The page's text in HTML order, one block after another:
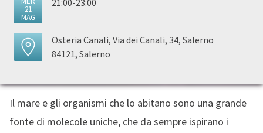
21
MAG
21:00-23:00
Osteria Canali, Via dei Canali, 34, Salerno
84121, Salerno
Il mare e gli organismi che lo abitano sono una grande
fonte di molecole uniche, che da sempre ispirano i